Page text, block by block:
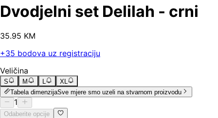
Dvodjelni set Delilah - crni
35.95 KM
+35 bodova uz registraciju
Veličina
S M L
XL
Tabela dimenzijaSve mjere smo uzeli na stvarnom proizvodu
1
Odaberite opcije